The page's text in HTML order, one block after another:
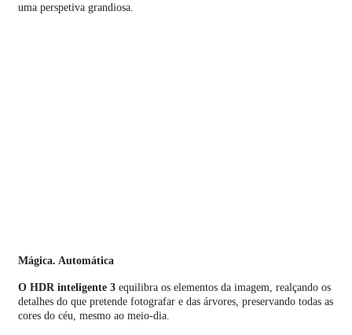
uma perspetiva grandiosa.
Mágica. Automática
O HDR inteligente 3 equilibra os elementos da imagem, realçando os
detalhes do que pretende fotografar e das árvores, preservando todas as
cores do céu, mesmo ao meio-dia.